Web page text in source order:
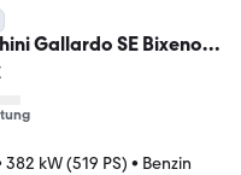
Gallardo SE Bixenon
Exemplare
382 kW (519 PS) • Benzin